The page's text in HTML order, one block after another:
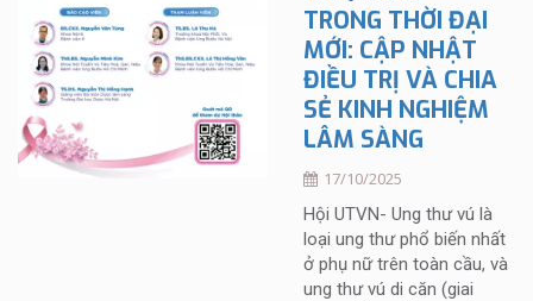
TRONG THỜI ĐẠI
MỚI: CẬP NHẬT
ĐIỀU TRỊ VÀ CHIA
SẺ KINH NGHIỆM
LÂM SÀNG
17/10/2025
Hội UTVN- Ung thư vú là
loại ung thư phổ biến nhất
ở phụ nữ trên toàn cầu, và
ung thư vú di căn (giai